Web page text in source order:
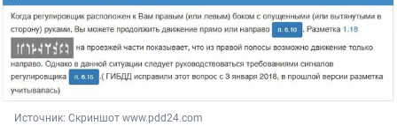
Источник: Скриншот www.pdd24.com